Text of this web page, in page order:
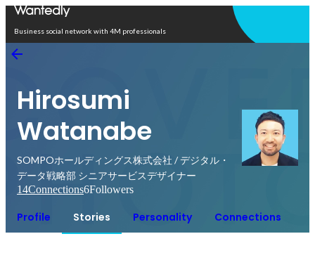
Business social network with 4M professionals
Hirosumi
Watanabe
SOMPOホールディングス株式会社 / デジタル・
データ戦略部 シニアサービスデザイナー
14Connections6Followers
Profile Stories Personality Connections